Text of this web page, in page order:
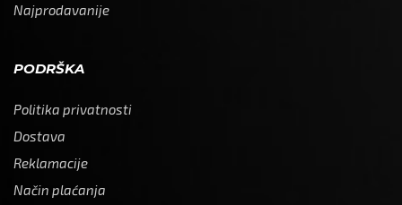
Najprodavanije
PODRŠKA
Politika privatnosti
Dostava
Reklamacije
Način plaćanja